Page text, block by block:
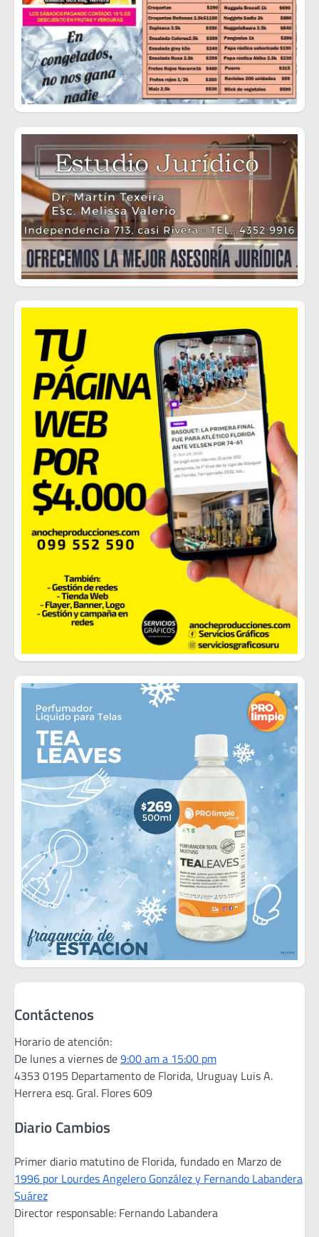
Contáctenos
Horario de atención:
De lunes a viernes de9:00 am a 15:00 pm
4353 0195 Departamento de Florida, Uruguay Luis A.
Herrera esq. Gral. Flores 609
Diario Cambios
Primer diario matutino de Florida, fundado en Marzo de
1996 por Lourdes Angelero González y Fernando Labandera
Suárez
Director responsable: Fernando Labandera